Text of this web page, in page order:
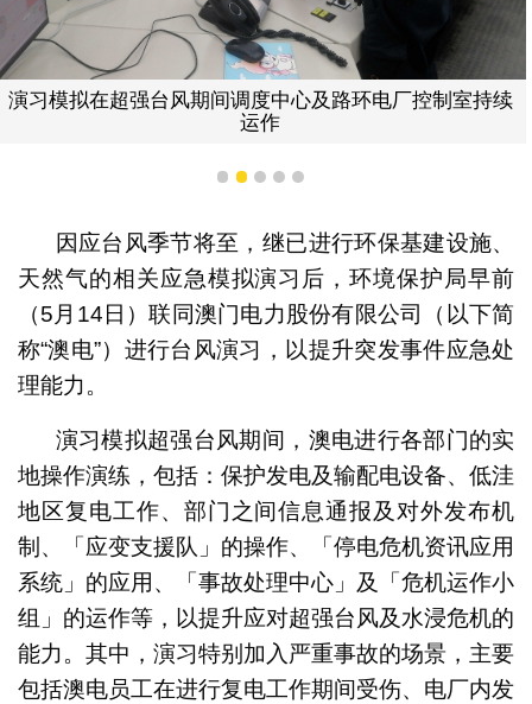
演习模拟在超强台风期间调度中心及路环电厂控制室持续
运作
1 2 3 4 5
因应台风季节将至，继已进行环保基建设施、
天然气的相关应急模拟演习后，环境保护局早前
（5月14日）联同澳门电力股份有限公司（以下简
称“澳电”）进行台风演习，以提升突发事件应急处
理能力。
演习模拟超强台风期间，澳电进行各部门的实
地操作演练，包括：保护发电及输配电设备、低洼
地区复电工作、部门之间信息通报及对外发布机
制、「应变支援队」的操作、「停电危机资讯应用
系统」的应用、「事故处理中心」及「危机运作小
组」的运作等，以提升应对超强台风及水浸危机的
能力。其中，演习特别加入严重事故的场景，主要
包括澳电员工在进行复电工作期间受伤、电厂内发